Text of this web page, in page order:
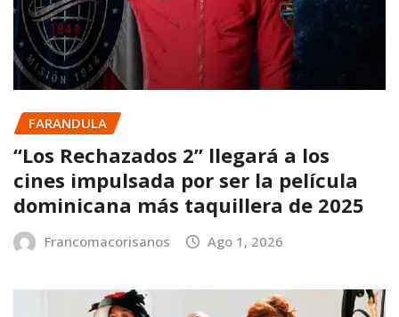
FARANDULA
“Los Rechazados 2” llegará a los
cines impulsada por ser la película
dominicana más taquillera de 2025
Francomacorisanos Ago 1, 2026